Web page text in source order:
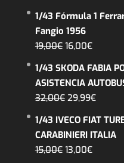
26,99€.22,99€.
original
era:
14,99€.
actual
12,99€.
1/43 Fórmula 1
Fangio 1956
19,00€ El
original
era:
19,00€.
16,00€El
actual
es:
16,00€.
1/43 SKODA FABIA
ASISTENCIA
32,00€ El
original
era:
32,00€.
29,99€El
actual
es:
1/43 IVECO FIAT
CARABINIERI ITALIA
15,00€ El
13,00€El